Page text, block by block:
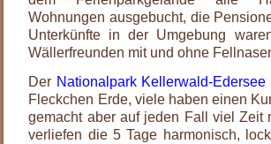
Wohnungen ausgebucht, die
Unterkünfte in der Umgebung
Wällerfreunden mit und ohne
Der Nationalpark Kellerwald-Edersee
Fleckchen Erde, viele haben einen
gemacht aber auf jeden Fall viel Zeit
verliefen die 5 Tage harmonisch,